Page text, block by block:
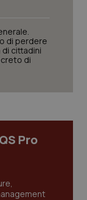
di perdere
di cittadini
di
Pro
fruibile il
di
/Dominio